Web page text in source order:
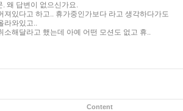
왜 답변이 없으신가요.
져있다고 하고.. 휴가중인가보다 라고 생각하다가도
라와있고..
소해달라고 했는데 아예 어떤 모션도 없고 휴..
Content